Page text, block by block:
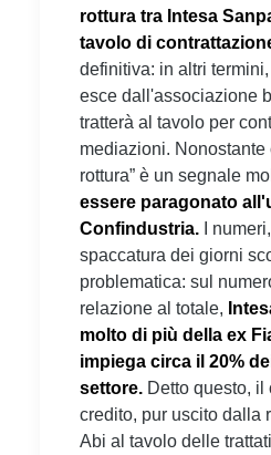
rottura tra Intesa
tavolo di
definitiva: in altri
esce dall'associazione
tratterà al tavolo per
mediazioni. Nonostante
rottura” è un segnale
essere paragonato
Confindustria. I
spaccatura dei giorni
problematica: sul
relazione al totale,
molto di più della ex
impiega circa il 20%
settore. Detto questo, il
credito, pur uscito dalla
Abi al tavolo delle